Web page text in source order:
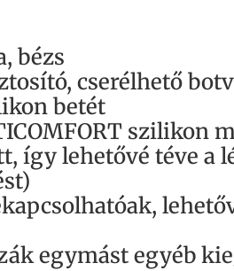
bézs
cserélhető
betét
szilikon
így lehetővé téve a
egymást egyéb